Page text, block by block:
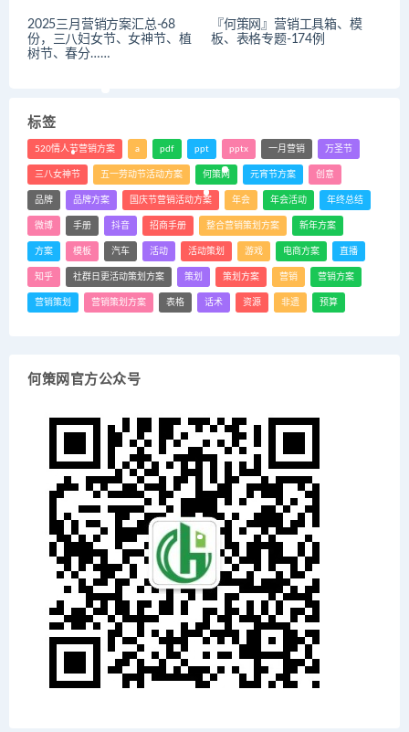
2025三月营销方案汇总-68
份，三八妇女节、女神节、植
树节、春分……
『何策网』营销工具箱、模
板、表格专题-174例
标签
520情人节营销方案 a pdf ppt pptx 一月营销 万圣节
三八女神节 五一劳动节活动方案 何策网 元宵节方案 创意
品牌 品牌方案 国庆节营销活动方案 年会 年会活动 年终总结
微博 手册 抖音 招商手册 整合营销策划方案 新年方案
方案 模板 汽车 活动 活动策划 游戏 电商方案 直播
知乎 社群日更活动策划方案 策划 策划方案 营销 营销方案
营销策划 营销策划方案 表格 话术 资源 非遗 预算
何策网官方公众号